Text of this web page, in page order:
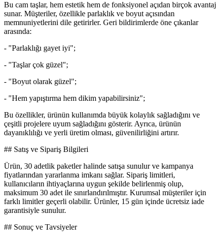
Bu cam taşlar, hem estetik hem de fonksiyonel açıdan birçok avantaj
sunar. Müşteriler, özellikle parlaklık ve boyut açısından
memnuniyetlerini dile getirirler. Geri bildirimlerde öne çıkanlar
arasında:
- "Parlaklığı gayet iyi";
- "Taşlar çok güzel";
- "Boyut olarak güzel";
- "Hem yapıştırma hem dikim yapabilirsiniz";
Bu özellikler, ürünün kullanımda büyük kolaylık sağladığını ve
çeşitli projelere uyum sağladığını gösterir. Ayrıca, ürünün
dayanıklılığı ve yerli üretim olması, güvenilirliğini artırır.
## Satış ve Sipariş Bilgileri
Ürün, 30 adetlik paketler halinde satışa sunulur ve kampanya
fiyatlarından yararlanma imkanı sağlar. Sipariş limitleri,
kullanıcıların ihtiyaçlarına uygun şekilde belirlenmiş olup,
maksimum 30 adet ile sınırlandırılmıştır. Kurumsal müşteriler için
farklı limitler geçerli olabilir. Ürünler, 15 gün içinde ücretsiz iade
garantisiyle sunulur.
## Sonuç ve Tavsiyeler